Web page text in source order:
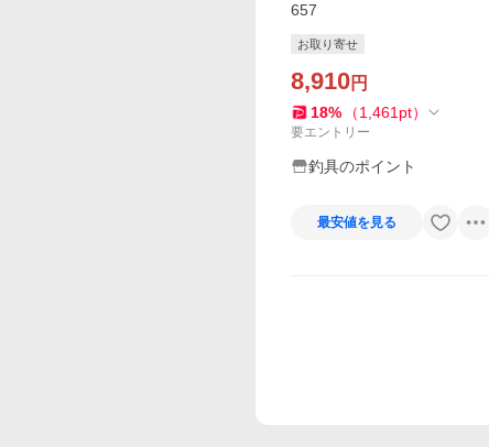
657
お取り寄せ
8,910円
18% （1,461 pt）
要エントリー
釣具のポイント
最安値を見る